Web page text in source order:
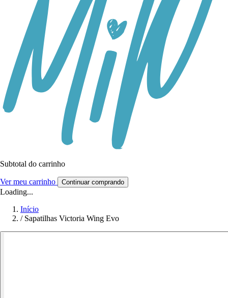
Subtotal do carrinho
Ver meu carrinho Continuar comprando
Loading...
Início
/ Sapatilhas Victoria Wing Evo